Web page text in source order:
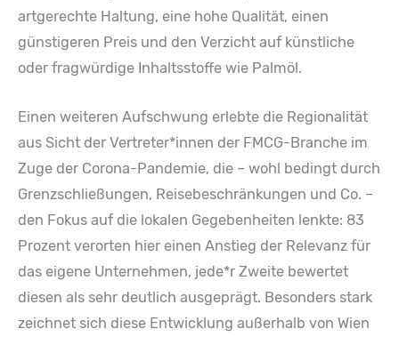
artgerechte Haltung, eine hohe Qualität, einen
günstigeren Preis und den Verzicht auf künstliche
oder fragwürdige Inhaltsstoffe wie Palmöl.
Einen weiteren Aufschwung erlebte die Regionalität
aus Sicht der Vertreter*innen der FMCG-Branche im
Zuge der Corona-Pandemie, die – wohl bedingt durch
Grenzschließungen, Reisebeschränkungen und Co. –
den Fokus auf die lokalen Gegebenheiten lenkte: 83
Prozent verorten hier einen Anstieg der Relevanz für
das eigene Unternehmen, jede*r Zweite bewertet
diesen als sehr deutlich ausgeprägt. Besonders stark
zeichnet sich diese Entwicklung außerhalb von Wien